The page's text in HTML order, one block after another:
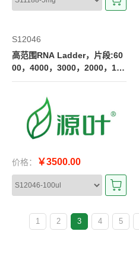
S12046
高范围RNA Ladder，片段:60
00，4000，3000，2000，150
0，1000，500，200
价格： ￥3500.00
1 2 3 4 5